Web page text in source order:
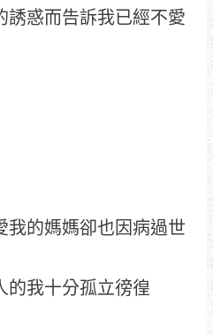
誘惑而告訴我已經不愛
我的媽媽卻也因病過世
的我十分孤立徬徨